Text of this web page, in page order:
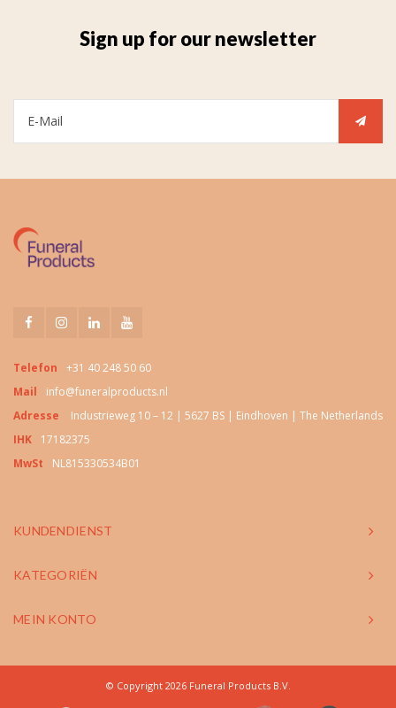
Sign up for our newsletter
Telefon
+31 40 248 50 60
Mail
info@funeralproducts.nl
Adresse
Industrieweg 10 – 12 | 5627 BS | Eindhoven | The Netherlands
IHK
17182375
MwSt
NL815330534B01
KUNDENDIENST
KATEGORIËN
MEIN KONTO
© Copyright 2026 Funeral Products B.V.